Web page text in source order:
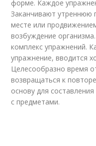
форме. Каждое
Заканчивают утреннюю
месте или
возбуждение
комплекс упражнений.
упражнение, вводится
Целесообразно время
возвращаться к
основу для
с предметами.